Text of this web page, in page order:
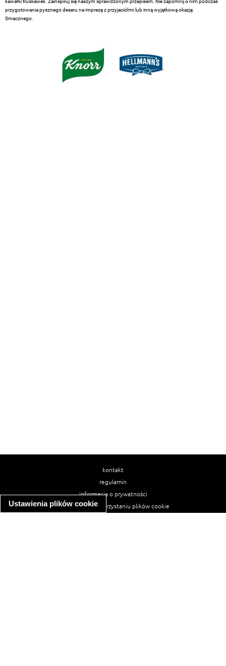
Ustawienia plików cookie
kawałki truskawek. Zainspiruj się naszym sprawdzonym przepisem. Nie zapomnij o nim podczas
przygotowania pysznego deseru na imprezę z przyjaciółmi lub inną wyjątkową okazję.
Smacznego.
kontakt
regulamin
informacja o prywatności
informacja o wykorzystaniu plików cookie